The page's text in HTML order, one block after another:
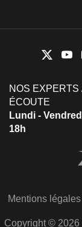
NOS EXPERTS
ÉCOUTE
Lundi -
18h
Mentions légales
Copyright © 2026